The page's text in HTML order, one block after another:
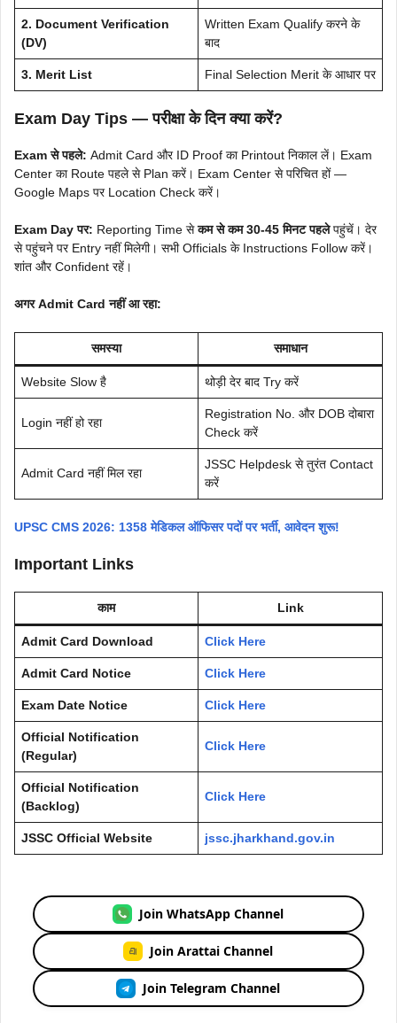
2. Document Verification
(DV)
Written Exam Qualify करने के
बाद
3. Merit List Final Selection Merit के आधार पर
Exam Day Tips — परीक्षा के दिन क्या करें?
Exam से पहले: Admit Card और ID Proof का Printout निकाल लें। Exam
Center का Route पहले से Plan करें। Exam Center से परिचित हों —
Google Maps पर Location Check करें।
Exam Day पर: Reporting Time सेकम से कम 30-45 मिनट पहलेपहुंचें। देर
से पहुंचने पर Entry नहीं मिलेगी। सभी Officials के Instructions Follow करें।
शांत और Confident रहें।
अगर Admit Card नहीं आ रहा:
समस्या समाधान
Website Slow है थोड़ी देर बाद Try करें
Login नहीं हो रहा
Registration No. और DOB दोबारा
Check करें
Admit Card नहीं मिल रहा
JSSC Helpdesk से तुरंत Contact
करें
UPSC CMS 2026: 1358 मेडिकल ऑफिसर पदों पर भर्ती, आवेदन शुरू!
Important Links
काम Link
Admit Card Download Click Here
Admit Card Notice Click Here
Exam Date Notice Click Here
Official Notification
(Regular)
Click Here
Official Notification
(Backlog)
Click Here
JSSC Official Website jssc.jharkhand.gov.in
Join WhatsApp Channel
Join Arattai Channel
Join Telegram Channel